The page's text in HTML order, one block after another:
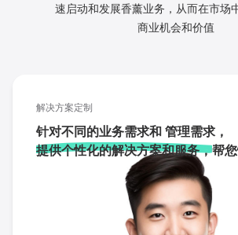
速启动和发展香薰业务，从而在市场
商业机会和价值
解决方案定制
针对不同的业务需求和 管理需求，
提供个性化的解决方案和服务，帮